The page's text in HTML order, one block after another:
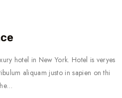
hotel in New York. Hotel is veryes
aliquam justo in sapien on thi